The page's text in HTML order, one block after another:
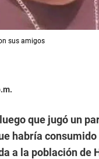
sus amigos
que jugó un
habría
a la población de